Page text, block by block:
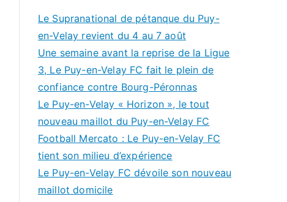
Le Supranational de pétanque du Puy-
en-Velay revient du 4 au 7 août
Une semaine avant la reprise de la Ligue
3, Le Puy-en-Velay FC fait le plein de
confiance contre Bourg-Péronnas
Le Puy-en-Velay « Horizon », le tout
nouveau maillot du Puy-en-Velay FC
Football Mercato : Le Puy-en-Velay FC
tient son milieu d’expérience
Le Puy-en-Velay FC dévoile son nouveau
maillot domicile